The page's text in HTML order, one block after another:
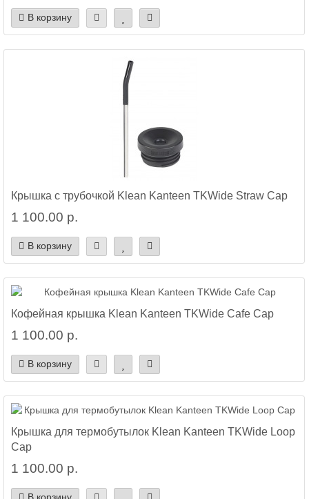
В корзину
Крышка с трубочкой Klean Kanteen TKWide Straw Cap
1 100.00 р.
В корзину
Кофейная крышка Klean Kanteen TKWide Cafe Cap
1 100.00 р.
В корзину
Крышка для термобутылок Klean Kanteen TKWide Loop
Cap
1 100.00 р.